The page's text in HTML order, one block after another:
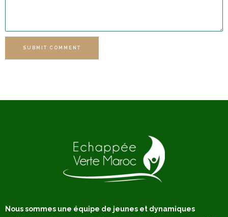
SUBMIT COMMENT
Nous sommes une équipe de jeunes et dynamiques